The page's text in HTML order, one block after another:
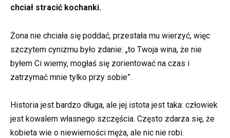
chciał stracić kochanki.
Żona nie chciała się poddać, przestała mu wierzyć, więc
szczytem cynizmu było zdanie: „to Twoja wina, że nie
byłem Ci wierny, mogłaś się zorientować na czas i
zatrzymać mnie tylko przy sobie”.
Historia jest bardzo długa, ale jej istota jest taka: człowiek
jest kowalem własnego szczęścia. Często zdarza się, że
kobieta wie o niewierności męża, ale nic nie robi.